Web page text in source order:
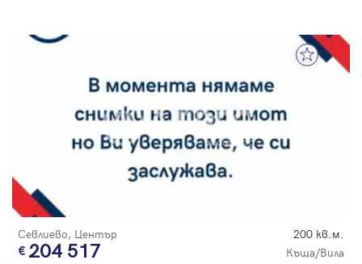
Севлиево, Център 200 кв.м.
204 517 Къща/Вила